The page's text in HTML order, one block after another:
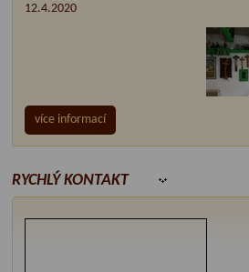
12.4.2020
více informací
RYCHLÝ KONTAKT